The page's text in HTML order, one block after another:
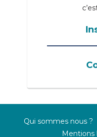
Qui sommes nous ?
Mentions